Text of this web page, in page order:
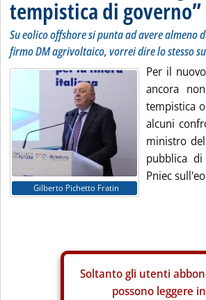
tempistica di governo”
Su eolico offshore si punta ad avere
firmo DM agrivoltaico, vorrei dire lo stesso
Gilberto Pichetto Fratin
Per il
ancora
tempistica
alcuni
ministro
pubblica
Pniec
Soltanto gli utenti
possono leggere